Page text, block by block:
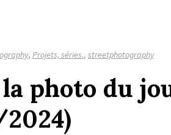
, Projets, séries., streetphotography
photo du